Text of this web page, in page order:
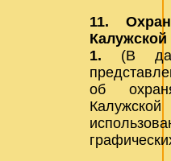
11.
Калужской
1.
(В
об